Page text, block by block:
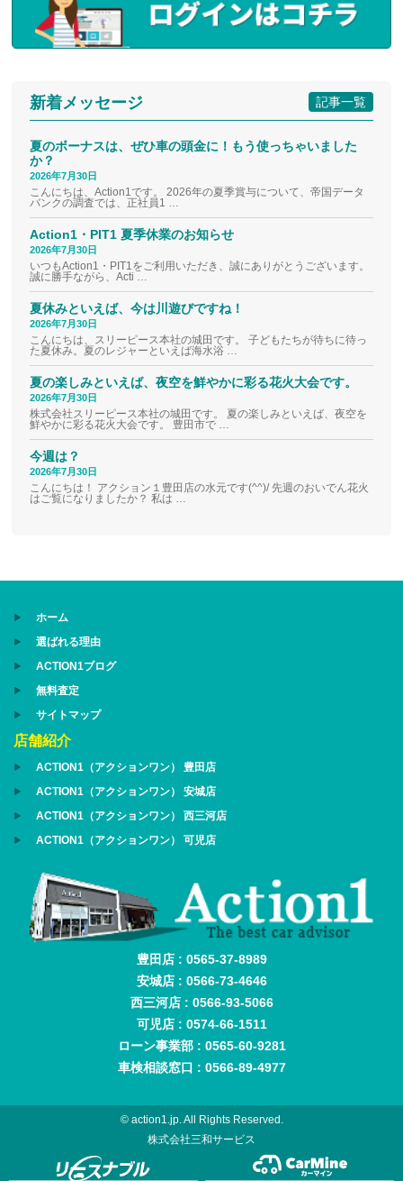
記事一覧
新着メッセージ
夏のボーナスは、ぜひ車の頭金に！もう使っちゃいました
か？
2026年7月30日
こんにちは、Action1です。 2026年の夏季賞与について、帝国データ
バンクの調査では、正社員1 …
Action1・PIT1 夏季休業のお知らせ
2026年7月30日
いつもAction1・PIT1をご利用いただき、誠にありがとうございます。
誠に勝手ながら、Acti …
夏休みといえば、今は川遊びですね！
2026年7月30日
こんにちは、スリーピース本社の城田です。 子どもたちが待ちに待っ
た夏休み。夏のレジャーといえば海水浴 …
夏の楽しみといえば、夜空を鮮やかに彩る花火大会です。
2026年7月30日
株式会社スリーピース本社の城田です。 夏の楽しみといえば、夜空を
鮮やかに彩る花火大会です。 豊田市で …
今週は？
2026年7月30日
こんにちは！ アクション１豊田店の水元です(^^)/ 先週のおいでん花火
はご覧になりましたか？ 私は …
ホーム
選ばれる理由
ACTION1ブログ
無料査定
サイトマップ
店舗紹介
ACTION1（アクションワン） 豊田店
ACTION1（アクションワン） 安城店
ACTION1（アクションワン） 西三河店
ACTION1（アクションワン） 可児店
豊田店 : 0565-37-8989
安城店 : 0566-73-4646
西三河店 : 0566-93-5066
可児店 : 0574-66-1511
ローン事業部 : 0565-60-9281
車検相談窓口 : 0566-89-4977
© action1.jp. All Rights Reserved.
株式会社三和サービス